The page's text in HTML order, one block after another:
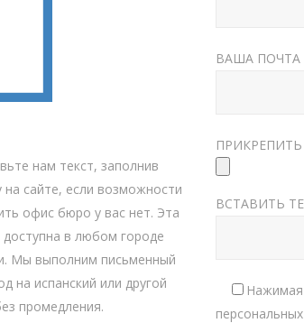
нам текст, заполнив
сайте, если возможности
офис бюро у вас нет. Эта
доступна в любом городе
Мы выполним письменный
на испанский или другой
промедления.
ВАША ПОЧТА
ВСТАВИТЬ
Нажимая